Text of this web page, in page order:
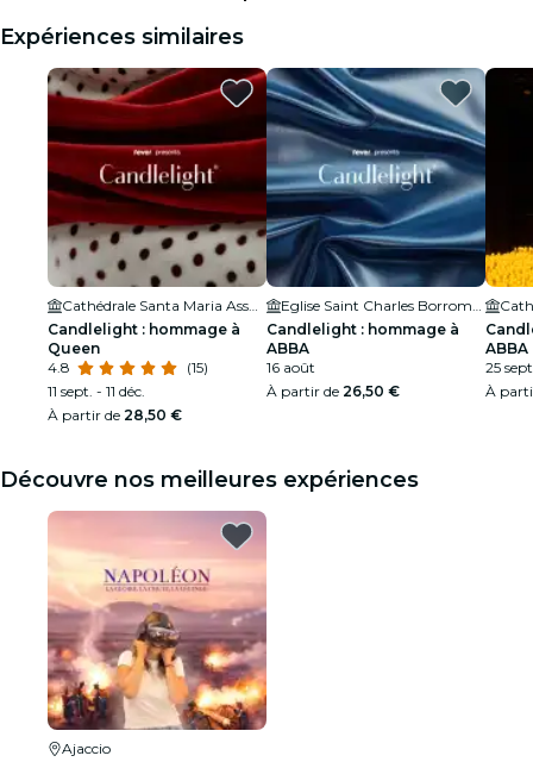
Expériences similaires
Cathédrale Santa Maria Assunta
Candlelight : hommage à
Queen
4.8
(15)
11 sept. - 11 déc.
À partir de 28,50 €
Eglise Saint Charles Borromée - San Carlu
Candlelight : hommage à
ABBA
16 août
À partir de 26,50 €
ABBA
25
À
Découvre nos meilleures expériences
Ajaccio